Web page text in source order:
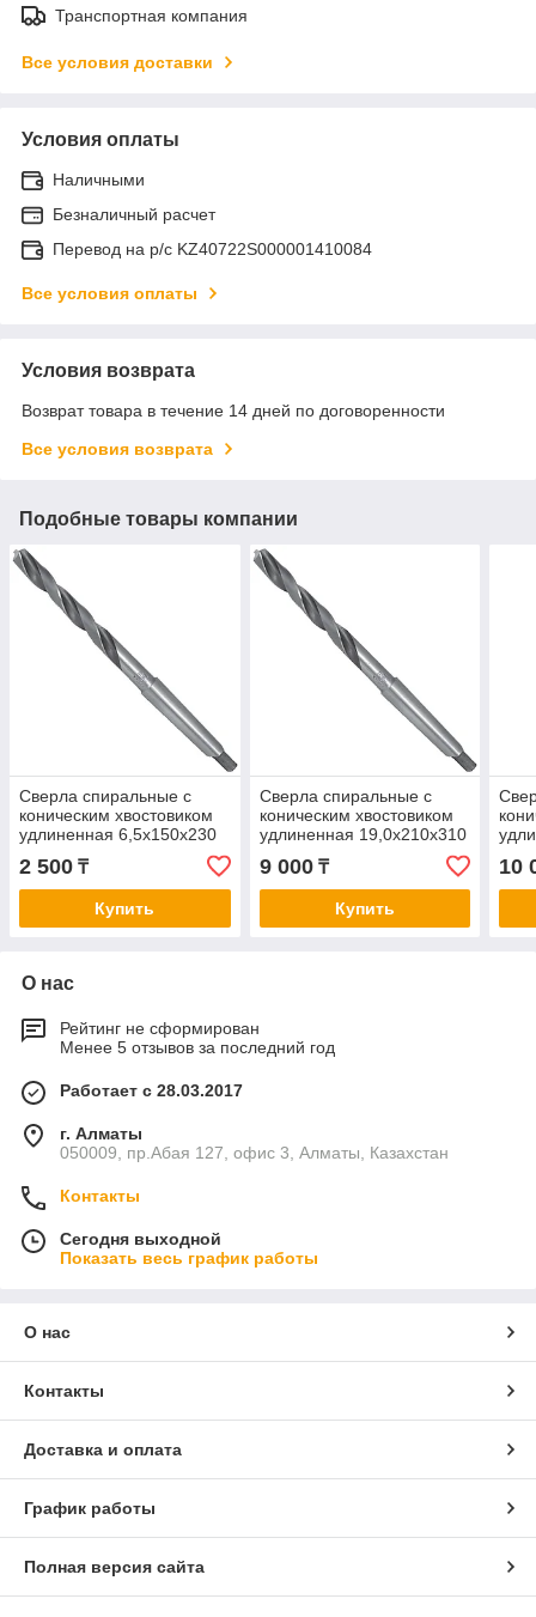
Транспортная компания
Все условия доставки
Условия оплаты
Наличными
Безналичный расчет
Перевод на р/с KZ40722S000001410084
Все условия оплаты
Условия возврата
Возврат товара в течение 14 дней по договоренности
Все условия возврата
Подобные товары компании
Сверла спиральные с
коническим хвостовиком
удлиненная 6,5х150х230
2 500 ₸
Купить
Сверла спиральные с
коническим хвостовиком
удлиненная 19,0х210х310
9 000₸
Купить
10
О нас
Рейтинг не сформирован
Менее 5 отзывов за последний год
Работает с 28.03.2017
г. Алматы
050009, пр.Абая 127, офис 3, Алматы, Казахстан
Контакты
Сегодня выходной
Показать весь график работы
О нас
Контакты
Доставка и оплата
График работы
Полная версия сайта